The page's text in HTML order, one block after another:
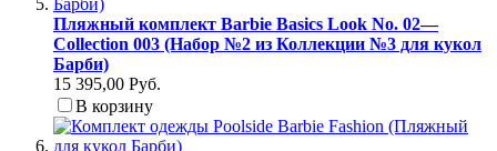
Пляжный комплект Barbie Basics Look No. 02—
Collection 003 (Набор №2 из Коллекции №3 для кукол
Барби)
15 395,00 Руб.
В корзину